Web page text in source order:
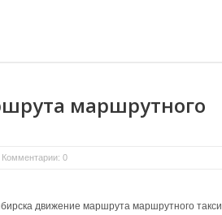
маршрутного
Комментарии: 0
движение маршрута маршрутного такси